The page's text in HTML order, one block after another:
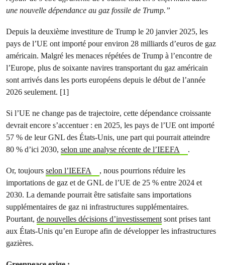
une nouvelle dépendance au gaz fossile de Trump.”
Depuis la deuxième investiture de Trump le 20 janvier 2025, les
pays de l’UE ont importé pour environ 28 milliards d’euros de gaz
américain. Malgré les menaces répétées de Trump à l’encontre de
l’Europe, plus de soixante navires transportant du gaz américain
sont arrivés dans les ports européens depuis le début de l’année
2026 seulement. [1]
Si l’UE ne change pas de trajectoire, cette dépendance croissante
devrait encore s’accentuer : en 2025, les pays de l’UE ont importé
57 % de leur GNL des États-Unis, une part qui pourrait atteindre
80 % d’ici 2030, selon une analyse récente de l’IEEFA .
Or, toujours selon l’IEEFA
, nous pourrions réduire les
importations de gaz et de GNL de l’UE de 25 % entre 2024 et
2030. La demande pourrait être satisfaite sans importations
supplémentaires de gaz ni infrastructures supplémentaires.
Pourtant, de nouvelles décisions d’investissementsont prises tant
aux États-Unis qu’en Europe afin de développer les infrastructures
gazières.